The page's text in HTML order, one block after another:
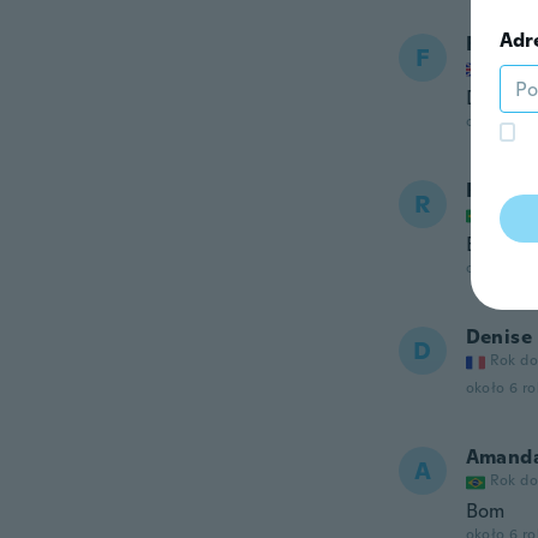
F Rok
Did not
około 6
R Rok
około 6
D Denise
Rok
około 6
A Rok
Bom